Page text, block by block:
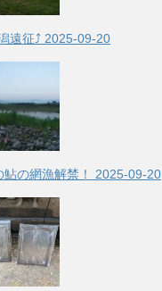
遠征⤴ 2025-09-20
の網漁解禁！ 2025-09-20